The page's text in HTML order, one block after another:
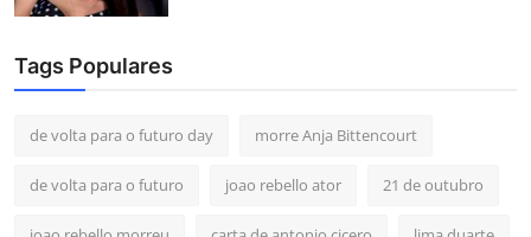
Tags Populares
de volta para o futuro day morre Anja Bittencourt
de volta para o futuro joao rebello ator 21 de outubro